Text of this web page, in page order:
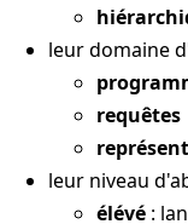
leur domaine
requêtes
leur niveau
élévé :